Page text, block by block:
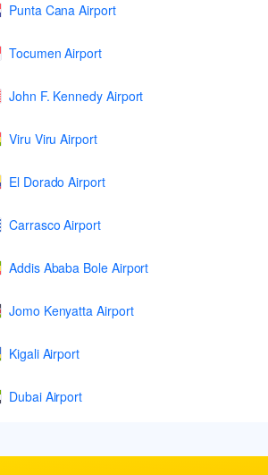
Punta Cana Airport
Tocumen Airport
John F. Kennedy Airport
Viru Viru Airport
El Dorado Airport
Carrasco Airport
Addis Ababa Bole Airport
Jomo Kenyatta Airport
Kigali Airport
Dubai Airport